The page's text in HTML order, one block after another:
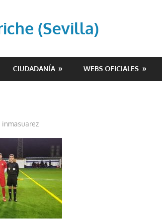
(Sevilla)
CIUDADANÍA WEBS OFICIALES
inmasuarez